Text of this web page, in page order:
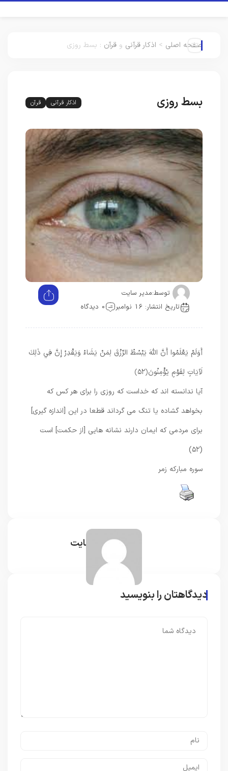
صفحه اصلی > اذکار قرآنی و قرآن : بسط روزی
بسط روزی اذکار قرآنی قرآن
توسط:مدیر سایت
تاریخ انتشار: 16 نوامبر
0 دیدگاه
أَوَلَمْ يَعْلَمُوا أَنَّ اللَّهَ يَبْسُطُ الرِّزْقَ لِمَنْ يَشَاءُ وَيَقْدِرُ إِنَّ فِي ذَلِكَ
لَآيَاتٍ لِقَوْمٍ يُؤْمِنُونَ﴿۵۲﴾
آيا ندانسته‏ اند كه خداست كه روزى را براى هر كس كه
بخواهد گشاده يا تنگ مى‏ گرداند قطعا در اين [اندازه‏ گيرى]
براى مردمى كه ايمان دارند نشانه‏ هايى [از حكمت] است
(۵۲)
سوره مبارکه زمر
مدیر سایت
دیدگاهتان را بنویسید